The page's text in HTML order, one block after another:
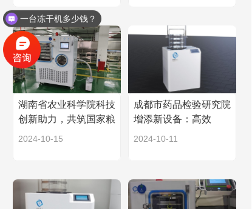
湖南省农业科学院科技
创新助力，共筑国家粮
食安全与农业高质量发
2024-10-15
成都市药品检验研究院
增添新设备：高效
LGJ-25G真空冷冻干燥
2024-10-11
一台冻干机多少钱？